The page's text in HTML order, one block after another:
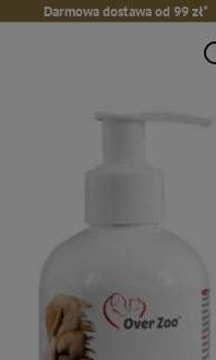
Darmowa dostawa od 99 zł*